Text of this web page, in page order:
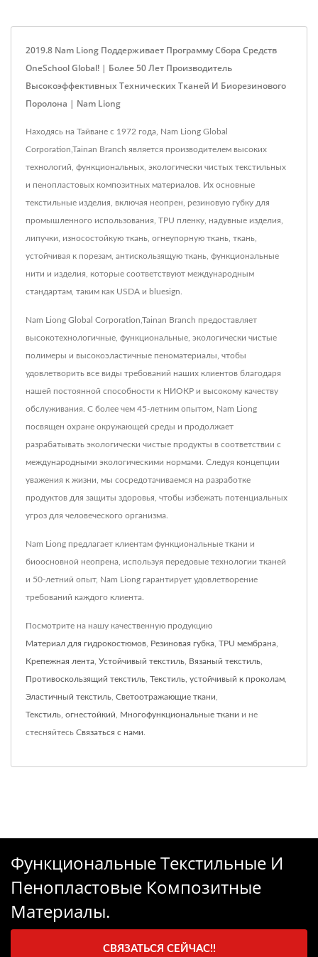
2019.8 Nam Liong Поддерживает Программу Сбора Средств
OneSchool Global! | Более 50 Лет Производитель
Высокоэффективных Технических Тканей И Биорезинового
Поролона | Nam Liong
Находясь на Тайване с 1972 года, Nam Liong Global
Corporation,Tainan Branch является производителем высоких
технологий, функциональных, экологически чистых текстильных
и пенопластовых композитных материалов. Их основные
текстильные изделия, включая неопрен, резиновую губку для
промышленного использования, TPU пленку, надувные изделия,
липучки, износостойкую ткань, огнеупорную ткань, ткань,
устойчивая к порезам, антискользящую ткань, функциональные
нити и изделия, которые соответствуют международным
стандартам, таким как USDA и bluesign.
Nam Liong Global Corporation,Tainan Branch предоставляет
высокотехнологичные, функциональные, экологически чистые
полимеры и высокоэластичные пеноматериалы, чтобы
удовлетворить все виды требований наших клиентов благодаря
нашей постоянной способности к НИОКР и высокому качеству
обслуживания. С более чем 45-летним опытом, Nam Liong
посвящен охране окружающей среды и продолжает
разрабатывать экологически чистые продукты в соответствии с
международными экологическими нормами. Следуя концепции
уважения к жизни, мы сосредотачиваемся на разработке
продуктов для защиты здоровья, чтобы избежать потенциальных
угроз для человеческого организма.
Nam Liong предлагает клиентам функциональные ткани и
биоосновной неопрена, используя передовые технологии тканей
и 50-летний опыт, Nam Liong гарантирует удовлетворение
требований каждого клиента.
Посмотрите на нашу качественную продукцию
Материал для гидрокостюмов Резиновая губка TPU мембрана
Крепежная лента Устойчивый текстиль Вязаный текстиль
Противоскользящий текстиль Текстиль, устойчивый к проколам
Эластичный текстиль Светоотражающие ткани
Текстиль, огнестойкий Многофункциональные ткани и не
стесняйтесь Связаться с нами
Функциональные Текстильные И
Пенопластовые Композитные
Материалы.
СВЯЗАТЬСЯ СЕЙЧАС!!